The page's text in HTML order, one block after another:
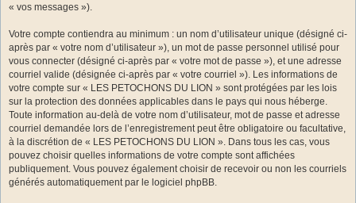
« vos messages »).
Votre compte contiendra au minimum : un nom d’utilisateur unique (désigné ci-
après par « votre nom d’utilisateur »), un mot de passe personnel utilisé pour
vous connecter (désigné ci-après par « votre mot de passe »), et une adresse
courriel valide (désignée ci-après par « votre courriel »). Les informations de
votre compte sur « LES PETOCHONS DU LION » sont protégées par les lois
sur la protection des données applicables dans le pays qui nous héberge.
Toute information au-delà de votre nom d’utilisateur, mot de passe et adresse
courriel demandée lors de l’enregistrement peut être obligatoire ou facultative,
à la discrétion de « LES PETOCHONS DU LION ». Dans tous les cas, vous
pouvez choisir quelles informations de votre compte sont affichées
publiquement. Vous pouvez également choisir de recevoir ou non les courriels
générés automatiquement par le logiciel phpBB.